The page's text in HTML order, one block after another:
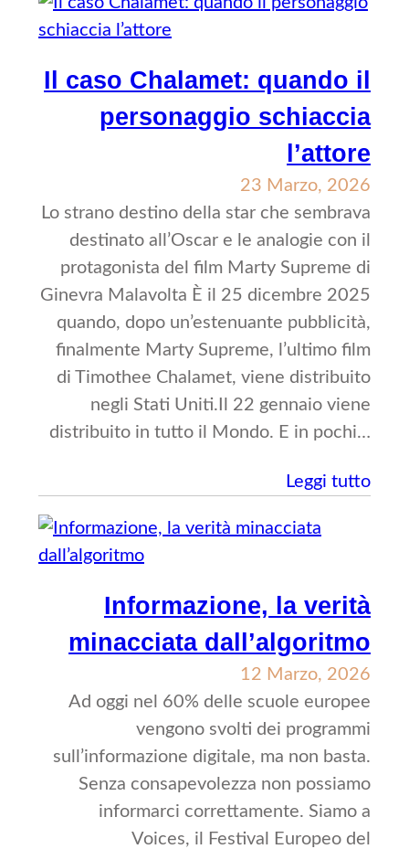
Il caso Chalamet: quando il
personaggio schiaccia
l’attore
23 Marzo, 2026
Lo strano destino della star che sembrava
destinato all’Oscar e le analogie con il
protagonista del film Marty Supreme di
Ginevra Malavolta È il 25 dicembre 2025
quando, dopo un’estenuante pubblicità,
finalmente Marty Supreme, l’ultimo film
di Timothee Chalamet, viene distribuito
negli Stati Uniti.Il 22 gennaio viene
distribuito in tutto il Mondo. E in pochi…
Leggi tutto
Informazione, la verità
minacciata dall’algoritmo
12 Marzo, 2026
Ad oggi nel 60% delle scuole europee
vengono svolti dei programmi
sull’informazione digitale, ma non basta.
Senza consapevolezza non possiamo
informarci correttamente. Siamo a
Voices, il Festival Europeo del